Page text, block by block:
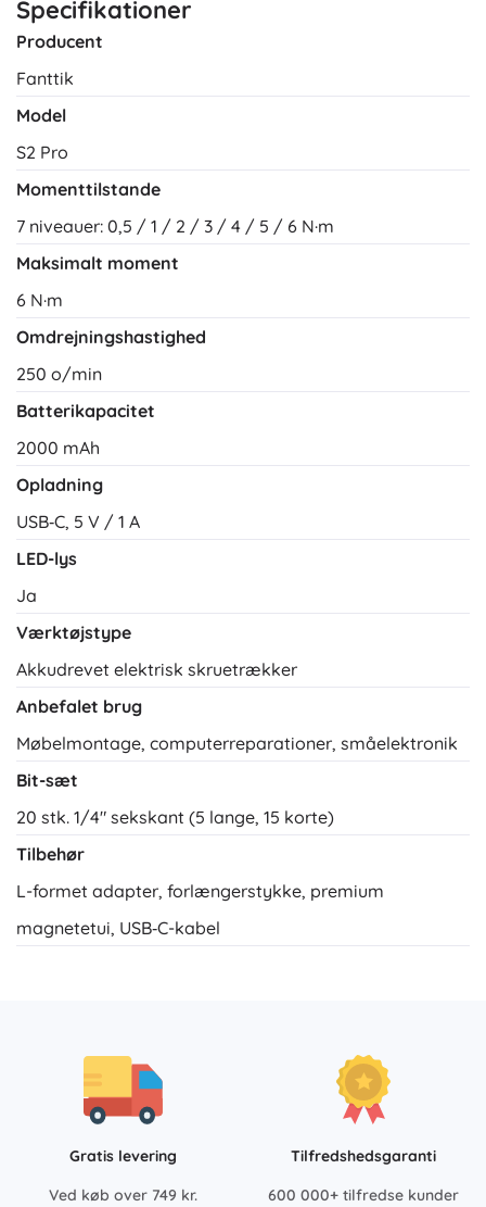
Specifikationer
Producent
Fanttik
Model
S2 Pro
Momenttilstande
7 niveauer: 0,5 / 1 / 2 / 3 / 4 / 5 / 6 N·m
Maksimalt moment
6 N·m
Omdrejningshastighed
250 o/min
Batterikapacitet
2000 mAh
Opladning
USB‑C, 5 V / 1 A
LED-lys
Ja
Værktøjstype
Akkudrevet elektrisk skruetrækker
Anbefalet brug
Møbelmontage, computerreparationer, småelektronik
Bit-sæt
20 stk. 1/4" sekskant (5 lange, 15 korte)
Tilbehør
L-formet adapter, forlængerstykke, premium
magnetetui, USB‑C-kabel
Gratis levering
Ved køb over 749 kr.
Tilfredshedsgaranti
600 000+ tilfredse kunder